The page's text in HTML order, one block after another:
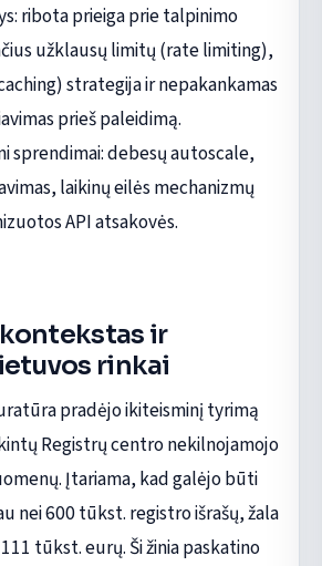
ribota prieiga prie talpinimo
užklausų limitų (rate limiting),
strategija ir nepakankamas
prieš paleidimą.
sprendimai: debesų autoscale,
laikinų eilės mechanizmų
API atsakovės.
ir
rinkai
pradėjo ikiteisminį tyrimą
Registrų centro nekilnojamojo
Įtariama, kad galėjo būti
nei 600 tūkst. registro išrašų, žala
tūkst. eurų. Ši žinia paskatino